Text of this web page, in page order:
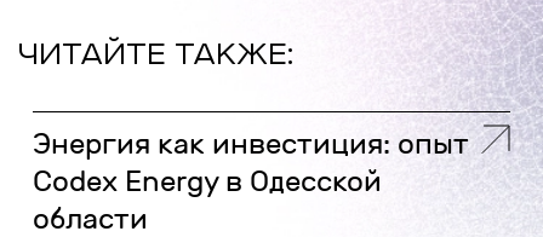
ЧИТАЙТЕ ТАКЖЕ:
Энергия как инвестиция: опыт
Codex Energy в Одесской
области